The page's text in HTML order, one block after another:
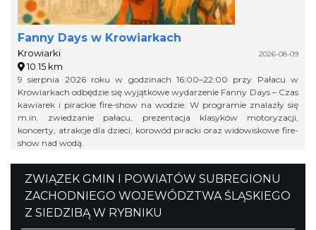
Fanny Days w Krowiarkach
Krowiarki 2026-08-09
10.15 km
9 sierpnia 2026 roku w godzinach 16:00–22:00 przy Pałacu w
Krowiarkach odbędzie się wyjątkowe wydarzenie Fanny Days – Czas
kawiarek i pirackie fire-show na wodzie. W programie znalazły się
m.in. zwiedzanie pałacu, prezentacja klasyków motoryzacji,
koncerty, atrakcje dla dzieci, korowód piracki oraz widowiskowe fire-
show nad wodą.
ZWIĄZEK GMIN I POWIATÓW SUBREGIONU
ZACHODNIEGO WOJEWÓDZTWA ŚLĄSKIEGO
Z SIEDZIBĄ W RYBNIKU